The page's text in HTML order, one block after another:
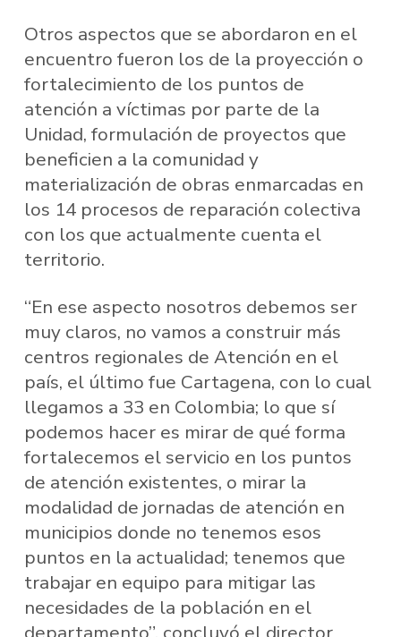
Otros aspectos que se abordaron en el
encuentro fueron los de la proyección o
fortalecimiento de los puntos de
atención a víctimas por parte de la
Unidad, formulación de proyectos que
beneficien a la comunidad y
materialización de obras enmarcadas en
los 14 procesos de reparación colectiva
con los que actualmente cuenta el
territorio.
“En ese aspecto nosotros debemos ser
muy claros, no vamos a construir más
centros regionales de Atención en el
país, el último fue Cartagena, con lo cual
llegamos a 33 en Colombia; lo que sí
podemos hacer es mirar de qué forma
fortalecemos el servicio en los puntos
de atención existentes, o mirar la
modalidad de jornadas de atención en
municipios donde no tenemos esos
puntos en la actualidad; tenemos que
trabajar en equipo para mitigar las
necesidades de la población en el